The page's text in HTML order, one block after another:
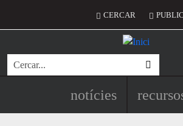
Menú del
CERCAR
Cerca
Navegació
notícies